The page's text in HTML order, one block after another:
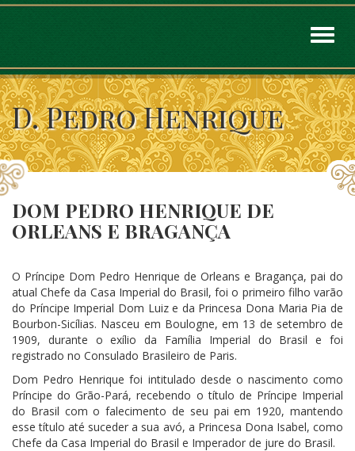
D. Pedro Henrique
DOM PEDRO HENRIQUE DE
ORLEANS E BRAGANÇA
O Príncipe Dom Pedro Henrique de Orleans e Bragança, pai do
atual Chefe da Casa Imperial do Brasil, foi o primeiro filho varão
do Príncipe Imperial Dom Luiz e da Princesa Dona Maria Pia de
Bourbon-Sicílias. Nasceu em Boulogne, em 13 de setembro de
1909, durante o exílio da Família Imperial do Brasil e foi
registrado no Consulado Brasileiro de Paris.
Dom Pedro Henrique foi intitulado desde o nascimento como
Príncipe do Grão-Pará, recebendo o título de Príncipe Imperial
do Brasil com o falecimento de seu pai em 1920, mantendo
esse título até suceder a sua avó, a Princesa Dona Isabel, como
Chefe da Casa Imperial do Brasil e Imperador de jure do Brasil.